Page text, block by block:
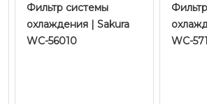
Фильтр системы
охлаждения | Sakura
WC-56010
WC-